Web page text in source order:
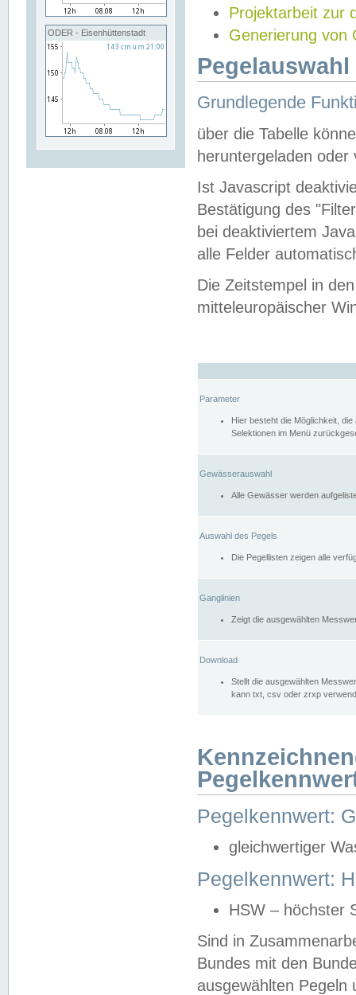
ODER - Eisenhüttenstadt
Projektarbeit zur
Generierung von
Grundlegende
über die Tabelle
heruntergeladen oder
Ist Javascript
Bestätigung des
bei deaktiviertem
alle Felder
Die Zeitstempel in
mitteleuropäischer
Parameter
Hier besteht die Möglichkeit,
Selektionen im Menü
Gewässerauswahl
Alle Gewässer werden
Auswahl des Pegels
Die Pegellisten zeigen alle
Ganglinien
Zeigt die ausgewählten
Download
Stellt die ausgewählten
kann txt, csv oder zrxp
Pegelkennwert:
gleichwertiger
Pegelkennwert:
HSW – höchster
Sind in
Bundes mit den
ausgewählten